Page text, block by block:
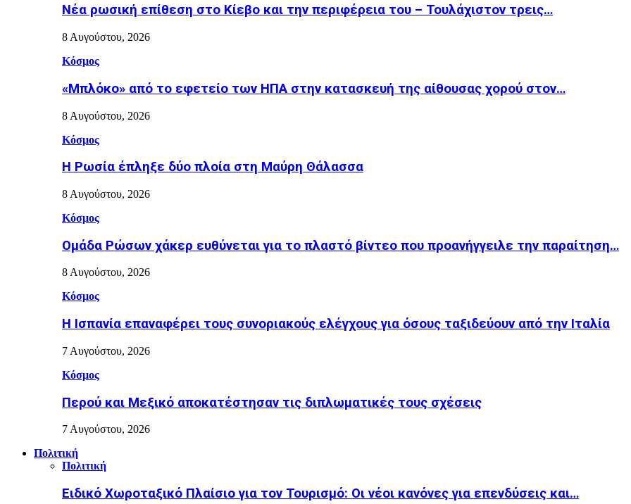
Nέα ρωσική επίθεση στο Κίεβο και την περιφέρεια του – Τουλάχιστον τρεις…
8 Αυγούστου, 2026
Κόσμος
«Μπλόκο» από το εφετείο των ΗΠΑ στην κατασκευή της αίθουσας χορού στον…
8 Αυγούστου, 2026
Κόσμος
Η Ρωσία έπληξε δύο πλοία στη Μαύρη Θάλασσα
8 Αυγούστου, 2026
Κόσμος
Ομάδα Ρώσων χάκερ ευθύνεται για το πλαστό βίντεο που προανήγγειλε την παραίτηση…
8 Αυγούστου, 2026
Κόσμος
H Ισπανία επαναφέρει τους συνοριακούς ελέγχους για όσους ταξιδεύουν από την Ιταλία
7 Αυγούστου, 2026
Κόσμος
Περού και Μεξικό αποκατέστησαν τις διπλωματικές τους σχέσεις
7 Αυγούστου, 2026
Πολιτική
Πολιτική
Ειδικό Χωροταξικό Πλαίσιο για τον Τουρισμό: Οι νέοι κανόνες για επενδύσεις και…